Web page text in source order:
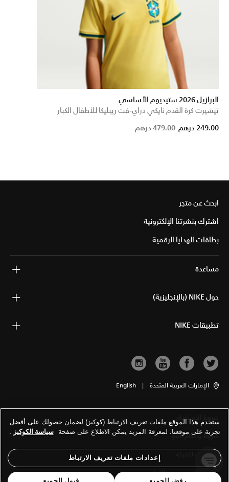
البرازيل 2026 ستيديوم الأساسي
تيشيرت كرة القدم نايكي دراي-فت ريبليكا للأطفال الكبار
Price reduced from
479.00 درهمto 249.00 درهم
ابحث عن متجر
اشترك بنشرتنا الإلكترونية
بطاقات الهدايا الرقمية
مساعدة
حول NIKE (بالإنجليزية)
تطبيقات NIKE
الإمارات العربية المتحدة |
English
شروط الاستخدام
شروط وأحكام البيع
معلومات الشركة
سياسة الخصوصية والكوكيز
ستخدم هذا الموقع ملفات تعريف الارتباط (كوكيز) لضمان حصولك على أفضل
تجربة على موقعنا. لمعرفة المزيد يمكن الاطلاع على صفحة سياسة الكوكيز .
إعدادات ملفات تعريف الارتباط